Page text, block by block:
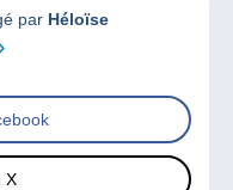
par Héloïse
X